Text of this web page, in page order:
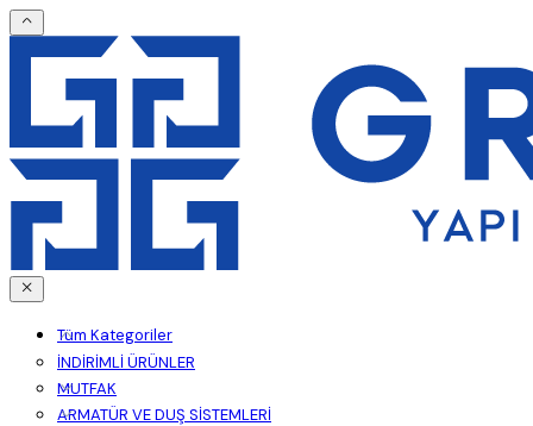
Tüm Kategoriler
İNDİRİMLİ ÜRÜNLER
MUTFAK
ARMATÜR VE DUŞ SİSTEMLERİ